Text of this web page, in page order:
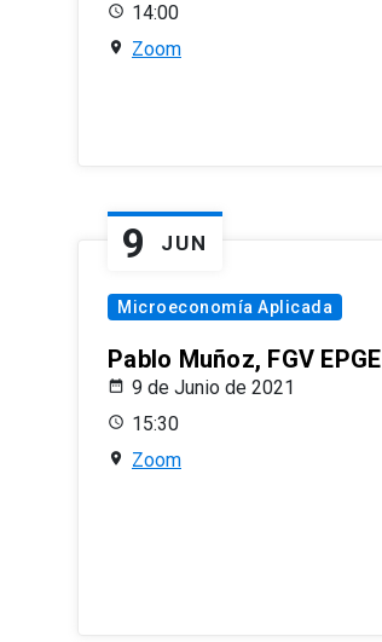
14:00
Zoom
9 JUN
Microeconomía Aplicada
Pablo Muñoz, FGV EPGE
9 de Junio de 2021
15:30
Zoom